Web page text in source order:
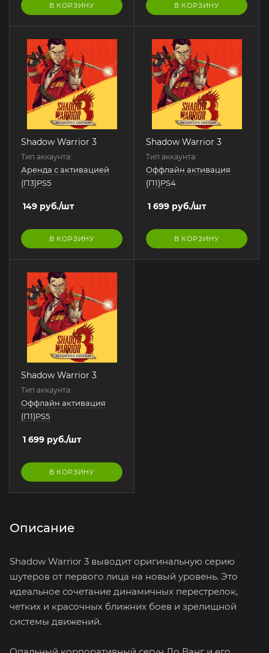
В КОРЗИНУ В КОРЗИНУ
Shadow Warrior 3
Тип аккаунта:
Аренда с активацией
(П3)PS5
149 руб./шт
В КОРЗИНУ
Shadow Warrior 3
Тип аккаунта:
Оффлайн активация
(П1)PS4
1 699 руб./шт
В КОРЗИНУ
Shadow Warrior 3
Тип аккаунта:
Оффлайн активация
(П1)PS5
1 699 руб./шт
В КОРЗИНУ
Описание
Shadow Warrior 3 выводит оригинальную серию
шутеров от первого лица на новый уровень. Это
идеальное сочетание динамичных перестрелок,
четких и красочных ближних боев и зрелищной
системы движений.